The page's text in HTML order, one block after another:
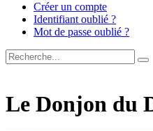
Créer un compte
Identifiant oublié ?
Mot de passe oublié ?
Le Donjon du